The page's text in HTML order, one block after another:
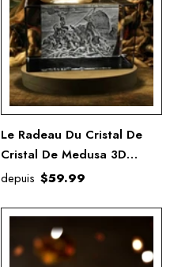
Le Radeau Du Cristal De
Cristal De Medusa 3D
Gravé De Cristal / Cadeau
Souvenir
depuis $59.99